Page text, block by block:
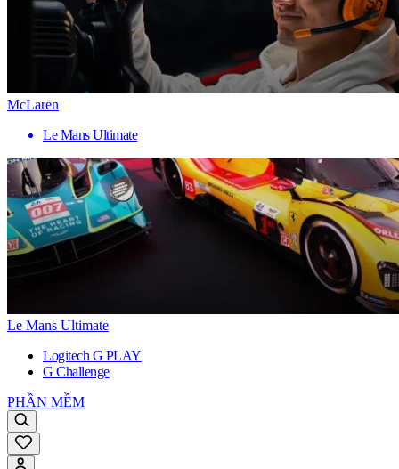
McLaren
Le Mans Ultimate
Le Mans Ultimate
Logitech G PLAY
G Challenge
PHẦN MỀM